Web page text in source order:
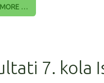
…
7. kola